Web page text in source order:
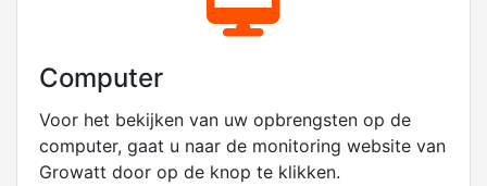
Computer
Voor het bekijken van uw opbrengsten op de
computer, gaat u naar de monitoring website van
Growatt door op de knop te klikken.